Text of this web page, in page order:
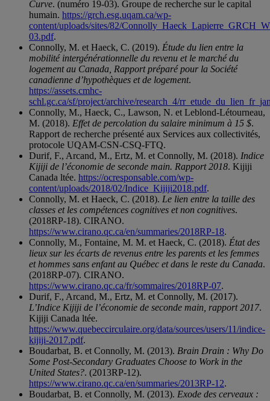
Curve. (numéro 19-03). Groupe de recherche sur le capital
humain. https://grch.esg.uqam.ca/wp-
content/uploads/sites/82/
03.pdf.
Connolly, M. et Haeck, C. (2019). Étude du lien entre la
mobilité intergénérationnelle du revenu et le marché du
logement au Canada, Rapport préparé pour la Société
canadienne d’hypothèques et de logement.
https://assets.cmhc-
schl.gc.ca/sf/project/archive/research_4/
Connolly, M., Haeck, C., Lawson, N. et Leblond-Létourneau,
M. (2018). Effet de percolation du salaire minimum à 15 $.
Rapport de recherche présenté aux Services aux collectivités,
protocole UQAM-CSN-CSQ-FTQ.
Durif, F., Arcand, M., Ertz, M. et Connolly, M. (2018). Indice
Kijiji de l’économie de seconde main. Rapport 2018. Kijiji
Canada ltée. https://ocresponsable.com/wp-
content/uploads/2018/02/Indice_Kijiji2018.pdf.
Connolly, M. et Haeck, C. (2018). Le lien entre la taille des
classes et les compétences cognitives et non cognitives.
(2018RP-18). CIRANO.
https://www.cirano.qc.ca/en/summaries/2018RP-18.
Connolly, M., Fontaine, M. M. et Haeck, C. (2018). État des
lieux sur les écarts de revenus entre les parents et les femmes
et hommes sans enfant au Québec et dans le reste du Canada.
(2018RP-07). CIRANO.
https://www.cirano.qc.ca/fr/sommaires/2018RP-07.
Durif, F., Arcand, M., Ertz, M. et Connolly, M. (2017).
L’Indice Kijiji de l’économie de seconde main, rapport 2017.
Kijiji Canada ltée.
https://www.quebeccirculaire.org/data/sources/users/11/indice-
kijiji-2017.pdf.
Boudarbat, B. et Connolly, M. (2013). Brain Drain : Why Do
Some Post-Secondary Graduates Choose to Work in the
United States?. (2013RP-12).
https://www.cirano.qc.ca/en/summaries/2013RP-12.
Boudarbat, B. et Connolly, M. (2013). Exode des cerveaux :